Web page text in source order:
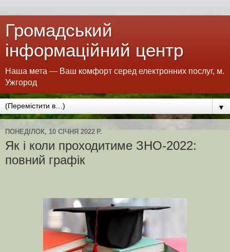
Громадський
інформаційний центр
Наша мета — Ваш комфорт серед електронних послуг, м.
Ужгород
▼
ПОНЕДІЛОК, 10 СІЧНЯ 2022 Р.
Як і коли проходитиме ЗНО-2022:
повний графік